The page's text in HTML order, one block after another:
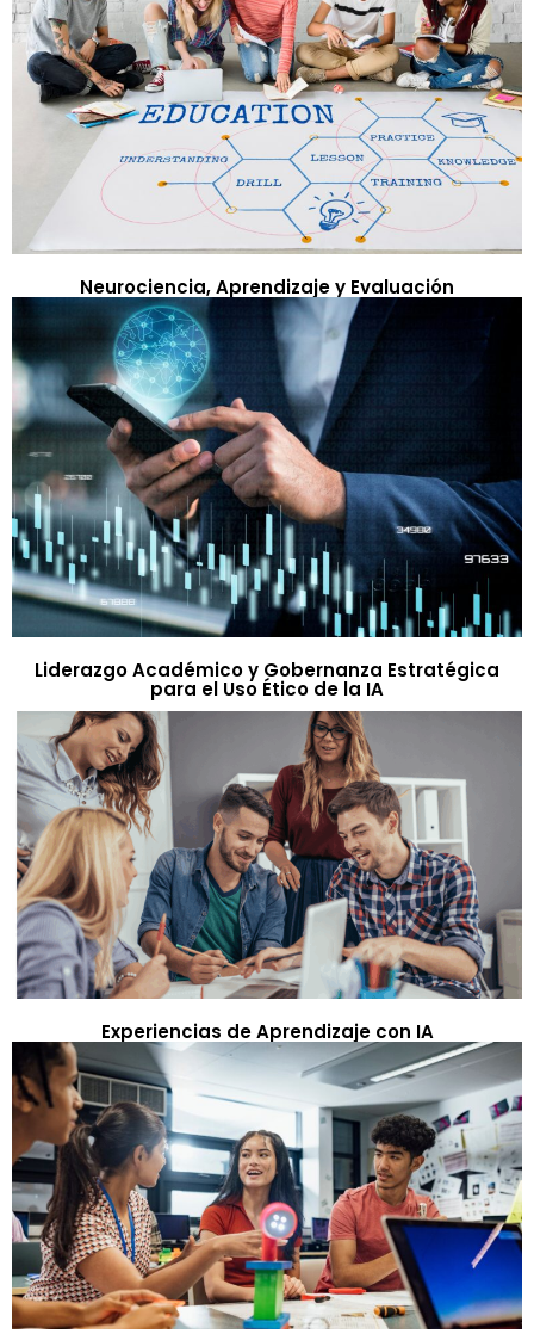
Neurociencia, Aprendizaje y Evaluación
Liderazgo Académico y Gobernanza Estratégica
para el Uso Ético de la IA
Experiencias de Aprendizaje con IA